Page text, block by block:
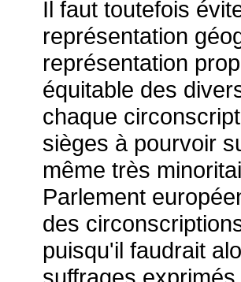
Il faut toutefois
représentation
représentation
équitable des
chaque
sièges à pourvoir
même très
Parlement
des
puisqu'il faudrait